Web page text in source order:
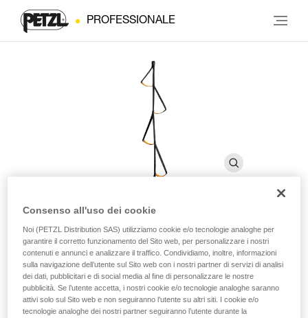
PROFESSIONALE
LOOPING
Staffa a quattro scalini
La staffa LOOPING è dotata di quattro scalini e si fissa sulla
maniglia bloccante ASCENSION per le risalite su corda o su
Consenso all'uso dei cookie
Noi (PETZL Distribution SAS) utilizziamo cookie e/o tecnologie analoghe per
garantire il corretto funzionamento del Sito web, per personalizzare i nostri
contenuti e annunci e analizzare il traffico. Condividiamo, inoltre, informazioni
sulla navigazione dell’utente sul Sito web con i nostri partner di servizi di analisi
dei dati, pubblicitari e di social media al fine di personalizzare le nostre
pubblicità. Se l’utente accetta, i nostri cookie e/o tecnologie analoghe saranno
attivi solo sul Sito web e non seguiranno l’utente su altri siti. I cookie e/o
tecnologie analoghe dei nostri partner seguiranno l’utente durante la